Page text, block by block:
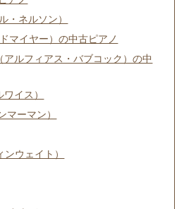
・ネルソン）
マイヤー）の中古ピアノ
アルフィアス・バブコック）の中
イス）
マーマン）
ウェイト）